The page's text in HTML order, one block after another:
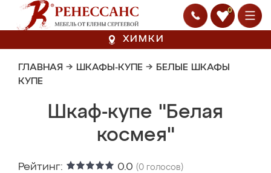
0
ХИМКИ
ГЛАВНАЯ → ШКАФЫ-КУПЕ → БЕЛЫЕ ШКАФЫ
КУПЕ
Шкаф-купе "Белая
космея"
Рейтинг: 0.0 (0 голосов)